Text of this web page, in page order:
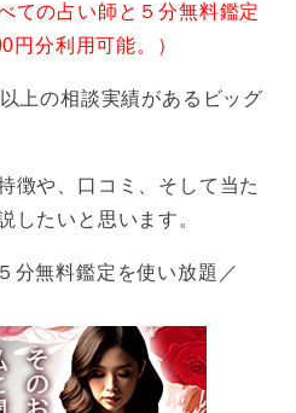
ての占い師と５分無料鑑定
円分利用可能。）
上の相談実績があるビッグ
徴や、口コミ、そして当た
したいと思います。
分無料鑑定を使い放題／